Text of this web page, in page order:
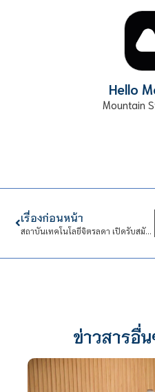
Hello
Mountain
เรื่องก่อนหน้า
สถาบันเทคโนโลยีจิตรลดา เปิดรับสมัครนักศึกษาใหม่ ระดับปริญญาตรี ประจำปีการศึกษา 2564
ข่าวสารอื่